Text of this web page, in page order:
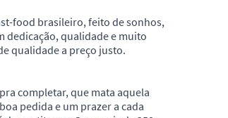
food brasileiro, feito de sonhos,
dedicação, qualidade e muito
qualidade a preço justo.
completar, que mata aquela
pedida e um prazer a cada